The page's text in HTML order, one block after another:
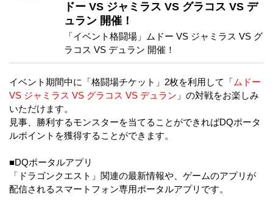
ドー VS ジャミラス VS グラコス VS デ
ュラン 開催！
「イベント格闘場」ムドー VS ジャミラス VS グ
ラコス VS デュラン 開催！
イベント期間中に「格闘場チケット」2枚を利用して「 ムドー
VS ジャミラス VS グラコス VS デュラン 」の対戦をお楽しみ
いただけます。
見事、勝利するモンスターを当てることができればDQポータ
ルポイントを獲得することができます。
■DQポータルアプリ
「ドラゴンクエスト」関連の最新情報や、ゲームのアプリが
配信されるスマートフォン専用ポータルアプリです。